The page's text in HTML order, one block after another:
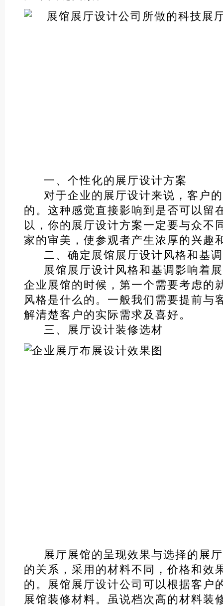
一、个性化的展厅设计方案
对于企业的展厅设计来说，客户的
的。这种感觉直接影响到是否可以留
以，你的展厅设计方案一定要与众不
家的审美，使参观者产生浓厚的兴趣
二、确定展馆展厅设计风格和基调
展馆展厅设计风格和基调影响着展
企业展馆的时候，第一个需要考虑的
风格是什么的。一般我们需要提前与
解清楚客户的实际需求及喜好。
三、展厅设计装修选材
展厅展馆的呈现效果与选择的展厅
的关系，采用的材料不同，价格和效
的。展馆展厅设计公司可以根据客户
展馆装修材料。虽说档次高的材料装